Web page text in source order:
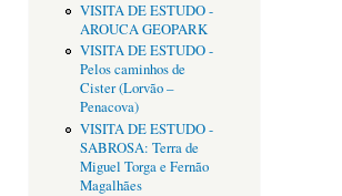
VISITA DE ESTUDO -
AROUCA GEOPARK
VISITA DE ESTUDO -
Pelos caminhos de
Cister (Lorvão –
Penacova)
VISITA DE ESTUDO -
SABROSA: Terra de
Miguel Torga e Fernão
Magalhães